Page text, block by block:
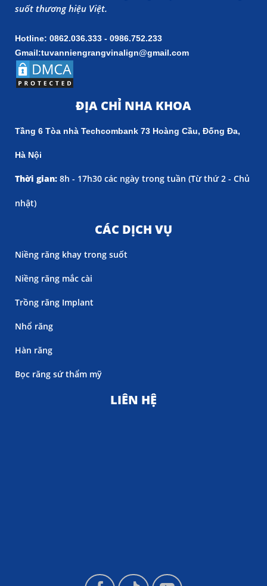
suốt thương hiệu Việt.
Hotline: 0862.036.333 - 0986.752.233
Gmail:tuvanniengrangvinalign@gmail.com
ĐỊA CHỈ NHA KHOA
Tầng 6 Tòa nhà Techcombank 73 Hoàng Cầu, Đống Đa,
Hà Nội
Thời gian: 8h - 17h30 các ngày trong tuần (Từ thứ 2 - Chủ
nhật)
CÁC DỊCH VỤ
Niềng răng khay trong suốt
Niềng răng mắc cài
Trồng răng Implant
Nhổ răng
Hàn răng
Bọc răng sứ thẩm mỹ
LIÊN HỆ